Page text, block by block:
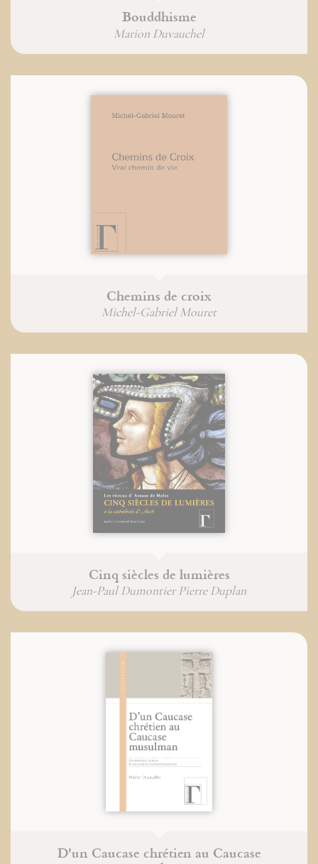
Bouddhisme
Marion Duvauchel
Chemins de croix
Michel-Gabriel Mouret
Cinq siècles de lumières
Jean-Paul Dumontier Pierre Duplan
D'un Caucase chrétien au Caucase